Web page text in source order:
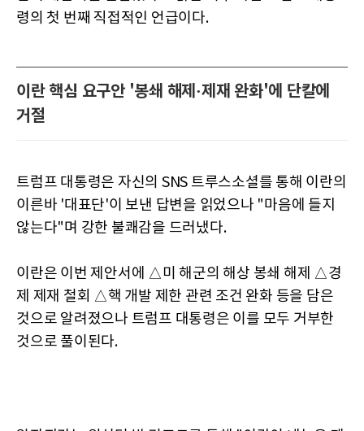
령의 첫 번째 직접적인 언급이다.
이란 핵심 요구안 '봉쇄 해제·제재 완화'에 단칼에
거절
트럼프 대통령은 자신의 SNS 트루스소셜를 통해 이란의
이른바 '대표단'이 보낸 답변을 읽었으나 "마음에 들지
않는다"며 강한 불쾌감을 드러냈다.
이란은 이번 제안서에 △미 해군의 해상 봉쇄 해제 △경
제 제재 철회 △핵 개발 제한 관련 조건 완화 등을 담은
것으로 알려졌으나 트럼프 대통령은 이를 모두 거부한
것으로 풀이된다.